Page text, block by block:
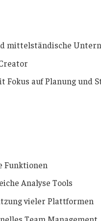
mittelständische
Fokus auf Planung und
Funktionen
Analyse Tools
vieler Plattformen